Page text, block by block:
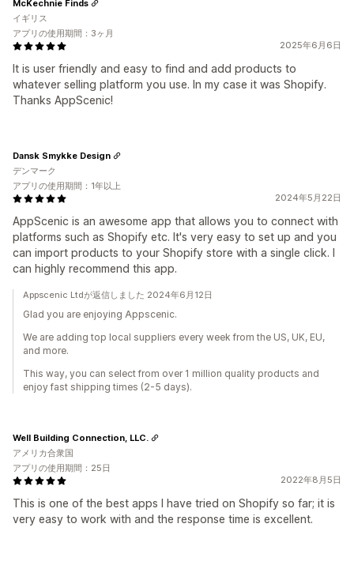
2025年6月6日
It is user friendly and easy to find and add products to
whatever selling platform you use. In my case it was Shopify.
Thanks AppScenic!
McKechnie Finds
イギリス
アプリの使用期間：3ヶ月
2024年5月22日
AppScenic is an awesome app that allows you to connect with
platforms such as Shopify etc. It's very easy to set up and you
can import products to your Shopify store with a single click. I
can highly recommend this app.
Dansk Smykke Design
デンマーク
アプリの使用期間：1年以上
Appscenic Ltdが返信しました 2024年6月12日
Glad you are enjoying Appscenic.
We are adding top local suppliers every week from the US, UK, EU,
and more.
This way, you can select from over 1 million quality products and
enjoy fast shipping times (2-5 days).
2022年8月5日
This is one of the best apps I have tried on Shopify so far; it is
very easy to work with and the response time is excellent.
Well Building Connection, LLC.
アメリカ合衆国
アプリの使用期間：25日